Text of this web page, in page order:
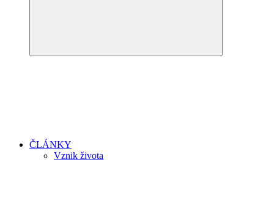
ČLÁNKY
Vznik života